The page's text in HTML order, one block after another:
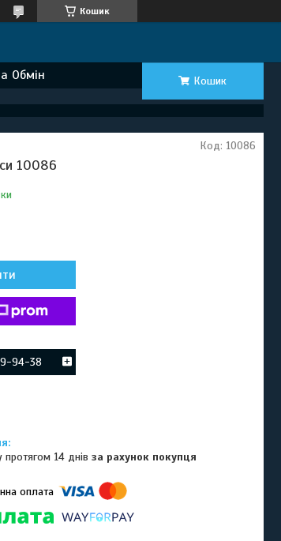
Кошик
Обмін Кошик
10086
Код: 10086
94-38
протягом 14 днівза рахунок покупця